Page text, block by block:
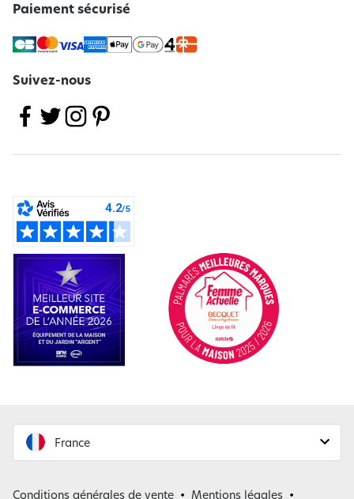
Paiement sécurisé
Suivez-nous
France
Conditions générales de vente
Mentions légales